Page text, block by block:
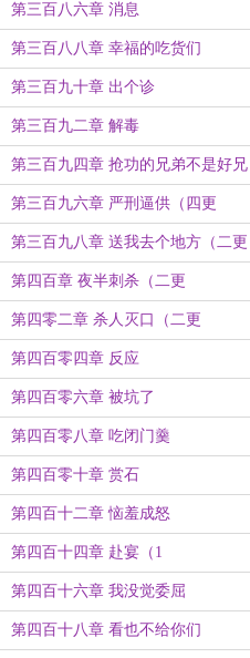
第三百八六章 消息
第三百八八章 幸福的吃货们
第三百九十章 出个诊
第三百九二章 解毒
第三百九四章 抢功的兄弟不是好兄
弟
第三百九六章 严刑逼供（四更
第三百九八章 送我去个地方（二更
第四百章 夜半刺杀（二更
第四零二章 杀人灭口（二更
第四百零四章 反应
第四百零六章 被坑了
第四百零八章 吃闭门羹
第四百零十章 赏石
第四百十二章 恼羞成怒
第四百十四章 赴宴（1
第四百十六章 我没觉委屈
第四百十八章 看也不给你们